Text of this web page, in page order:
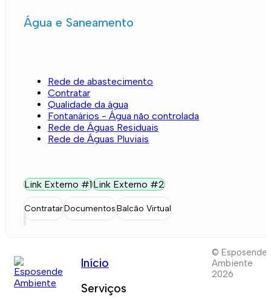
Água e Saneamento
Rede de abastecimento
Contratar
Qualidade da água
Fontanários - Água não controlada
Rede de Águas Residuais
Rede de Águas Pluviais
Link Externo #1Link Externo #2
ContratarDocumentosBalcão Virtual
Início
Serviços
© Esposende
Ambiente
2026